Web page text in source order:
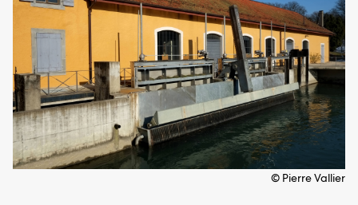
© Pierre Vallier